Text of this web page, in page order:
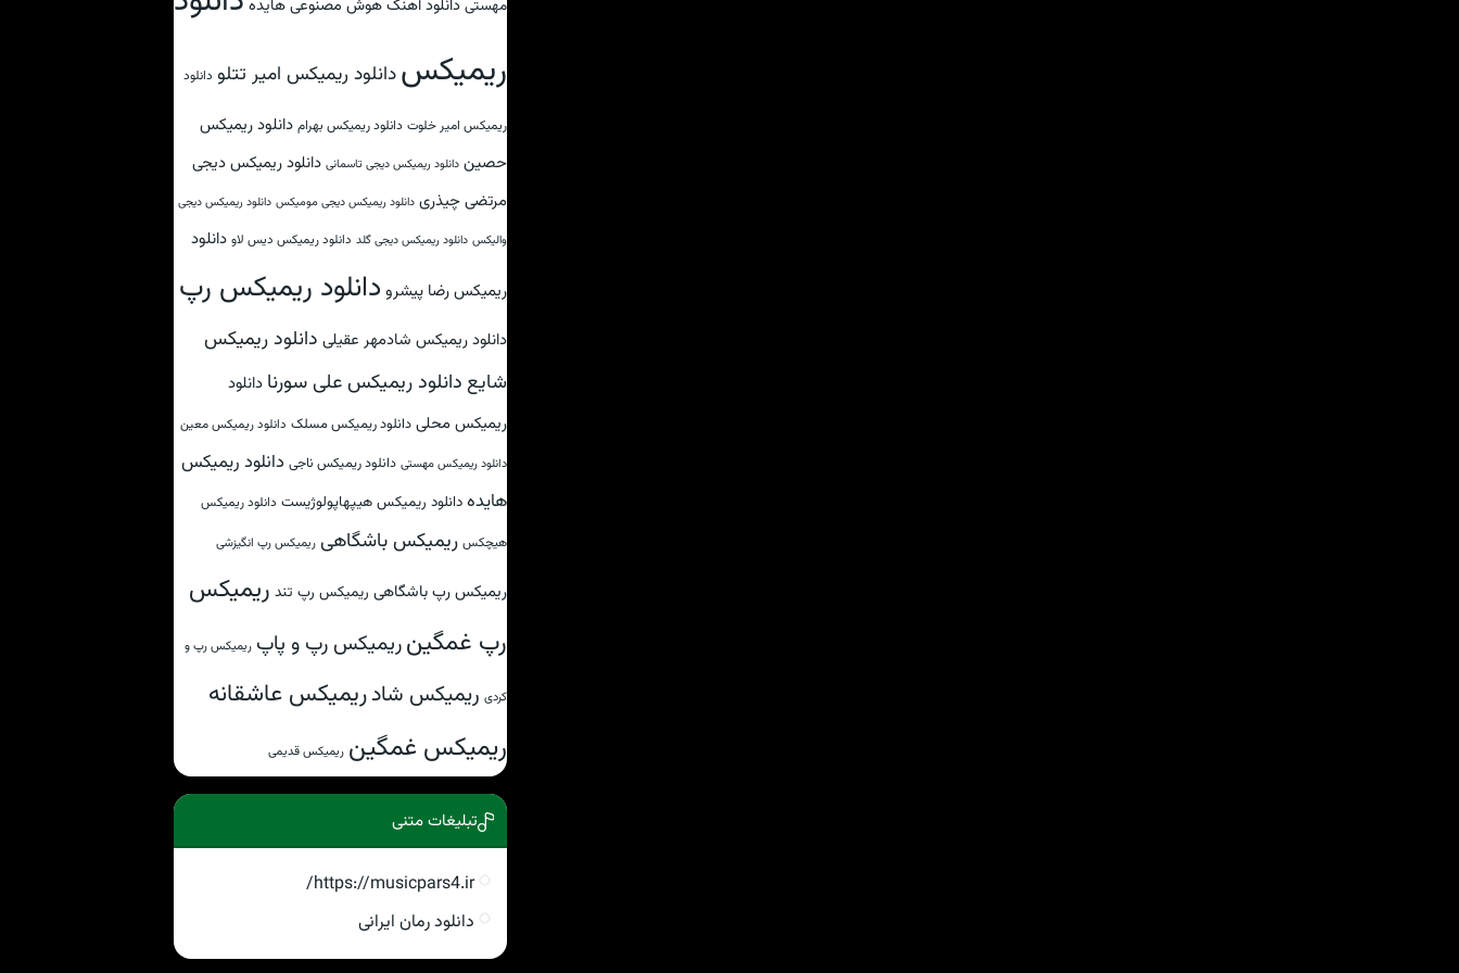
مهستی دانلود آهنگ هوش مصنوعی هایده
ریمیکسدانلود ریمیکس امیر تتلو دانلود
ریمیکس امیر خلوت دانلود ریمیکس بهرام دانلود ریمیکس
حصین دانلود ریمیکس دیجی تاسمانی دانلود ریمیکس دیجی
مرتضی چیذری دانلود ریمیکس دیجی مومیکس دانلود ریمیکس دیجی
والیکس دانلود ریمیکس دیجی گلد دانلود ریمیکس دیس لاو دانلود
ریمیکس رضا پیشرو دانلود ریمیکس رپ
دانلود ریمیکس شادمهر عقیلی دانلود ریمیکس
شایع دانلود ریمیکس علی سورنا دانلود
ریمیکس محلی دانلود ریمیکس مسلک دانلود ریمیکس معین
دانلود ریمیکس مهستی دانلود ریمیکس ناجی دانلود ریمیکس
هایده دانلود ریمیکس هیپهاپولوژیست دانلود ریمیکس
هیچکس ریمیکس باشگاهی ریمیکس رپ انگیزشی
ریمیکس رپ باشگاهی ریمیکس رپ تند ریمیکس
رپ غمگینریمیکس رپ و پاپ ریمیکس رپ و
کردی ریمیکس شادریمیکس عاشقانه
ریمیکس غمگین ریمیکس قدیمی
تبلیغات متنی
https://musicpars4.ir/
دانلود رمان ایرانی